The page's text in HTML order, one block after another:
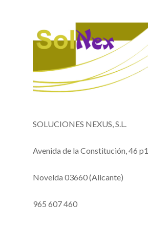
SOLUCIONES NEXUS, S.L.
Avenida de la Constitución, 46 p1
Novelda 03660 (Alicante)
965 607 460